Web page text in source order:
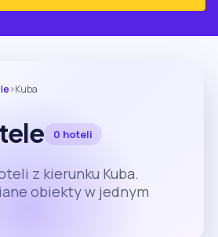
›Kuba
0 hoteli
z kierunku Kuba.
obiekty w jednym